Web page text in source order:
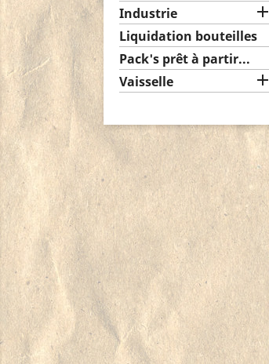
Industrie 
Liquidation bouteilles
Pack's prêt à partir...
Vaisselle
